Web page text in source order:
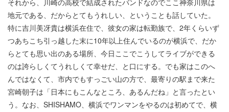
地元である、だからとてもうれしい、ということも話していた。
特に吉川美冴貴は横浜在住で、彼女の家は転勤族で、2年くらいず
つあちこち引っ越した末に10年以上住んでいるのが横浜で、だか
らとても思い出のある場所、今日ここでこうしてライブができる
のは誇らしくてうれしくて幸せだ、と口にする。でも家はこのへ
んではなくて、市内でもすっごい山の方で、最寄りの駅まで来た
宮崎朝子は「日本にもこんなところ、あるんだね」と言ったとい
う。なお、SHISHAMO、横浜でワンマンをやるのは初めてで、横